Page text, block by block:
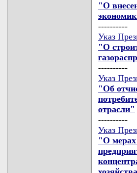
"О
----------
Указ
"О
----------
Указ
"Об
отрасли"
----------
Указ
"О мерах